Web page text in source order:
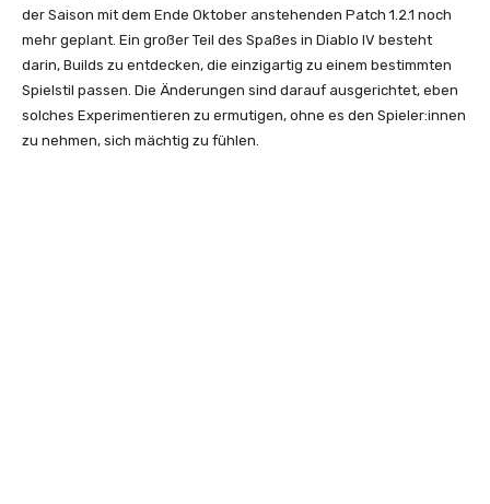
der Saison mit dem Ende Oktober anstehenden Patch 1.2.1 noch
mehr geplant. Ein großer Teil des Spaßes in Diablo IV besteht
darin, Builds zu entdecken, die einzigartig zu einem bestimmten
Spielstil passen. Die Änderungen sind darauf ausgerichtet, eben
solches Experimentieren zu ermutigen, ohne es den Spieler:innen
zu nehmen, sich mächtig zu fühlen.